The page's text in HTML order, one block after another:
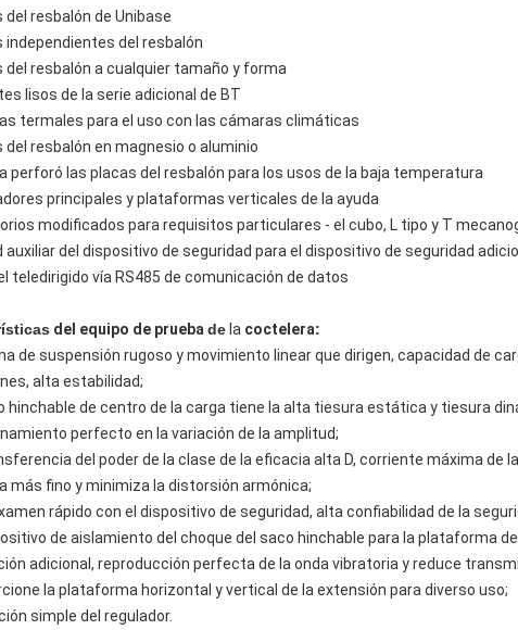
del resbalón de Unibase
independientes del resbalón
del resbalón a cualquier tamaño y forma
lisos de la serie adicional de BT
termales para el uso con las cámaras climáticas
del resbalón en magnesio o aluminio
perforó las placas del resbalón para los usos de la baja temperatura
principales y plataformas verticales de la ayuda
modificados para requisitos particulares - el cubo, L tipo y T
auxiliar del dispositivo de seguridad para el dispositivo de seguridad
teledirigido vía RS485 de comunicación de datos
del equipo de prueba dela coctelera:
de suspensión rugoso y movimiento linear que dirigen, capacidad de
alta estabilidad;
hinchable de centro de la carga tiene la alta tiesura estática y tiesura
perfecto en la variación de la amplitud;
del poder de la clase de la eficacia alta D, corriente máxima de
más fino y minimiza la distorsión armónica;
rápido con el dispositivo de seguridad, alta confiabilidad de la
de aislamiento del choque del saco hinchable para la plataforma
adicional, reproducción perfecta de la onda vibratoria y reduce
la plataforma horizontal y vertical de la extensión para diverso uso;
simple del regulador.